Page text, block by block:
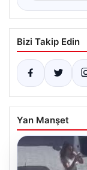
Bizi Takip Edin
Yan Manşet